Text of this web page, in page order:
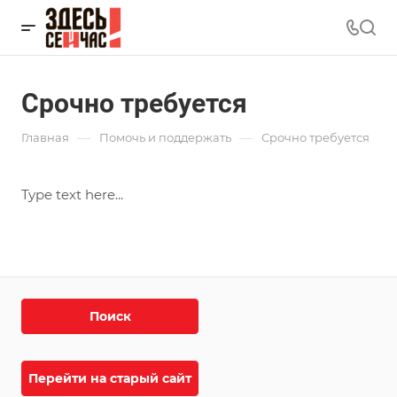
Срочно требуется
Главная — Помочь и поддержать — Срочно требуется
Type text here...
Поиск
Перейти на старый сайт